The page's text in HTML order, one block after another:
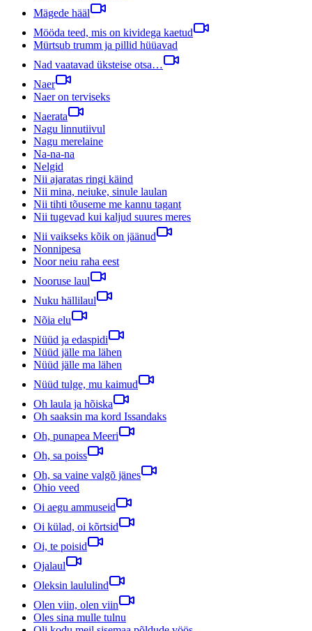
Mägede hääl
Mööda teed, mis on kividega kaetud
Mürtsub trumm ja pillid hüüavad
Nad vaatavad üksteise otsa…
Naer
Naer on terviseks
Naerata
Nagu linnutiivul
Nagu merelaine
Na-na-na
Nelgid
Nii ajaratas ringi käind
Nii mina, neiuke, sinule laulan
Nii tihti tõuseme me kannu tagant
Nii tugevad kui kaljud suures meres
Nii vaikseks kõik on jäänud
Nonnipesa
Noor neiu raha eest
Nooruse laul
Nuku hällilaul
Nõia elu
Nüüd ja edaspidi
Nüüd jälle ma lähen
Nüüd jälle ma lähen
Nüüd tulge, mu kaimud
Oh laula ja hõiska
Oh saaksin ma kord Issandaks
Oh, punapea Meeri
Oh, sa poiss
Oh, sa vaine valgõ jänes
Ohio veed
Oi aegu ammuseid
Oi külad, oi kõrtsid
Oi, te poisid
Ojalaul
Oleksin laululind
Olen viin, olen viin
Oles sina mulle tulnu